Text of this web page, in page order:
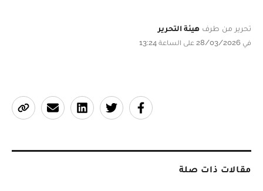
تحرير من طرف هيئة التحرير
في 28/03/2026 على الساعة 13:24
مقالات ذات صلة